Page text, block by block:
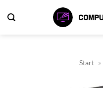
Inhalt
Start »